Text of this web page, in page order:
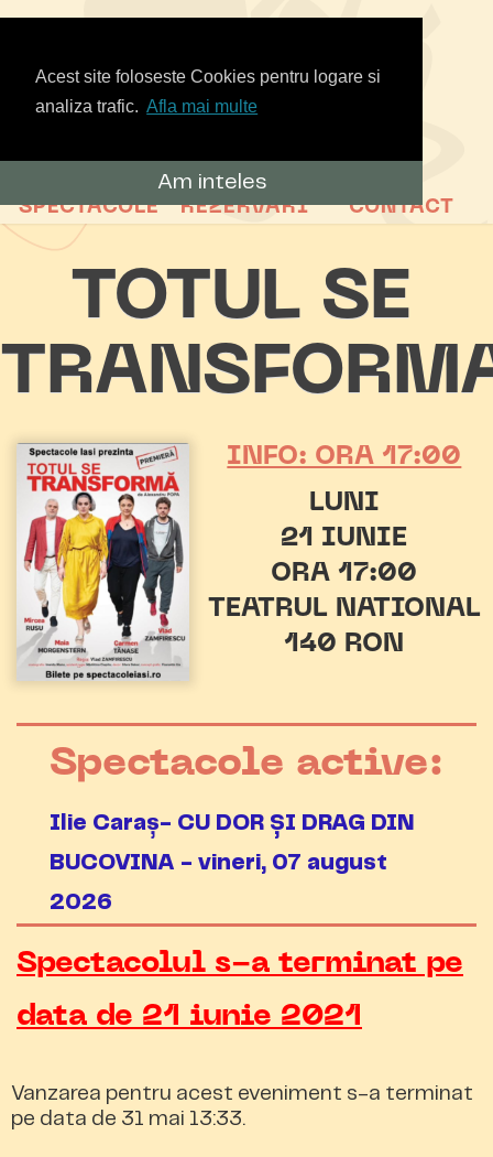
Acest site foloseste Cookies pentru logare si
analiza trafic. Afla mai multe
Am inteles
SPECTACOLE REZERVARI CONTACT
TOTUL SE
INFO: ORA 17:00
LUNI
21 IUNIE
ORA 17:00
TEATRUL NATIONAL
140 RON
Spectacole active:
Ilie Caraș- CU DOR ȘI DRAG DIN
BUCOVINA - vineri, 07 august
2026
Spectacolul s-a terminat pe
data de 21 iunie 2021
Vanzarea pentru acest eveniment s-a terminat
pe data de 31 mai 13:33.